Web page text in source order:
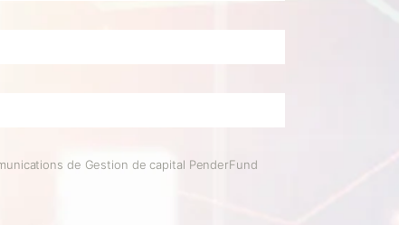
de Gestion de capital PenderFund